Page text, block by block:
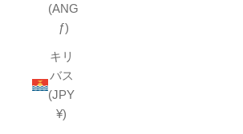
(ANG
ƒ)
キリ
バス
(JPY
¥)